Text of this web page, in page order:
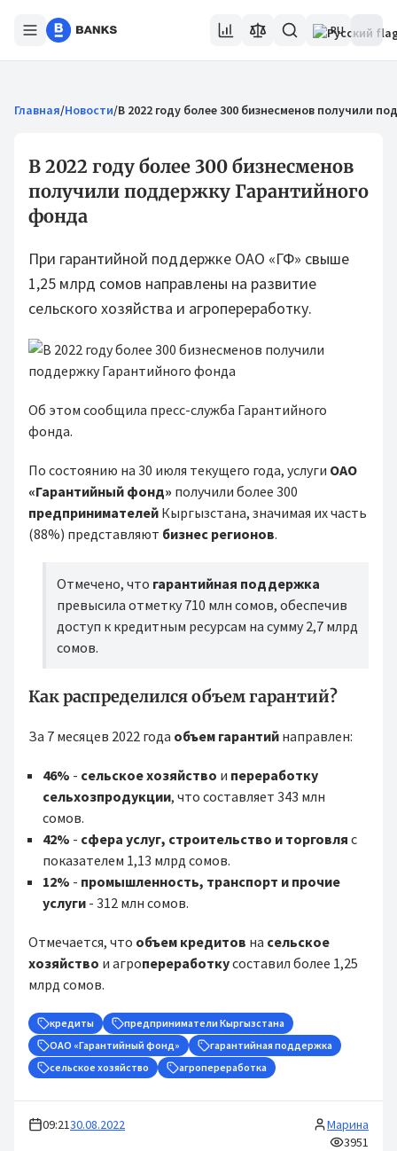
RU
Главная/Новости/В 2022 году более 300 бизнесменов получили
В 2022 году более 300 бизнесменов
получили поддержку Гарантийного
фонда
При гарантийной поддержке ОАО «ГФ» свыше
1,25 млрд сомов направлены на развитие
сельского хозяйства и агропереработку.
Об этом сообщила пресс-служба Гарантийного
фонда.
По состоянию на 30 июля текущего года, услуги ОАО
«Гарантийный фонд» получили более 300
предпринимателей Кыргызстана, значимая их часть
(88%) представляют бизнес регионов.
Отмечено, что гарантийная поддержка
превысила отметку 710 млн сомов, обеспечив
доступ к кредитным ресурсам на сумму 2,7 млрд
сомов.
Как распределился объем гарантий?
За 7 месяцев 2022 года объем гарантий направлен:
46% - сельское хозяйство и переработку
сельхозпродукции, что составляет 343 млн
сомов.
42% - сфера услуг, строительство и торговля с
показателем 1,13 млрд сомов.
12% - промышленность, транспорт и прочие
услуги - 312 млн сомов.
Отмечается, что объем кредитов на сельское
хозяйство и агропереработкусоставил более 1,25
млрд сомов.
кредиты
предприниматели Кыргызстана
ОАО «Гарантийный фонд»
гарантийная поддержка
сельское хозяйство
агропереработка
09:2130.08.2022
Марина
3951